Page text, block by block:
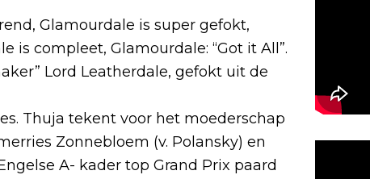
Glamourdale is super gefokt,
is compleet, Glamourdale: “Got it All”.
Lord Leatherdale, gefokt uit de
Thuja tekent voor het moederschap
Zonnebloem (v. Polansky) en
A- kader top Grand Prix paard